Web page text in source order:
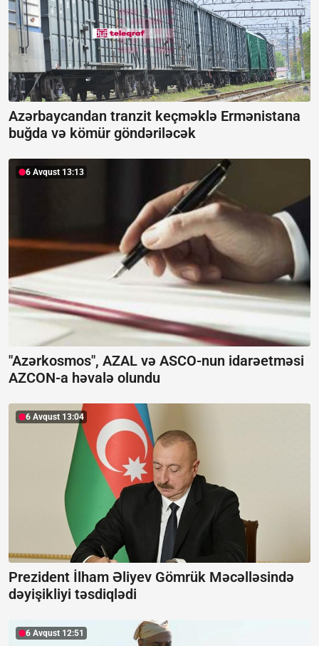
Azərbaycandan tranzit keçməklə Ermənistana
buğda və kömür göndəriləcək
6 Avqust 13:13
"Azərkosmos", AZAL və ASCO-nun idarəetməsi
AZCON-a həvalə olundu
6 Avqust 13:04
Prezident İlham Əliyev Gömrük Məcəlləsində
dəyişikliyi təsdiqlədi
6 Avqust 12:51